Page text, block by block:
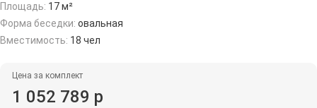
Площадь: 17 м²
Форма беседки: овальная
Вместимость: 18 чел
Цена за комплект
1 052 789 р